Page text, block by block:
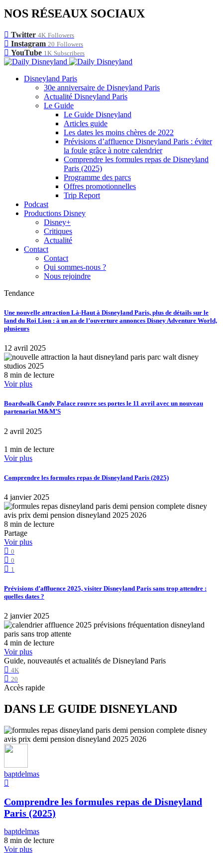
NOS RÉSEAUX SOCIAUX
Twitter 4K Followers
Instagram 20 Followers
YouTube 1K Subscribers
Disneyland Paris
30e anniversaire de Disneyland Paris
Actualité Disneyland Paris
Le Guide
Le Guide Disneyland
Articles guide
Les dates les moins chères de 2022
Prévisions d’affluence Disneyland Paris : éviter
la foule grâce à notre calendrier
Comprendre les formules repas de Disneyland
Paris (2025)
Programme des parcs
Offres promotionnelles
Trip Report
Podcast
Productions Disney
Disney+
Critiques
Actualité
Contact
Contact
Qui sommes-nous ?
Nous rejoindre
Tendance
Une nouvelle attraction Là-Haut à Disneyland Paris, plus de détails sur le
land du Roi Lion : à un an de l’ouverture annonces Disney Adventure World,
plusieurs
12 avril 2025
8 min de lecture
Voir plus
Boardwalk Candy Palace rouvre ses portes le 11 avril avec un nouveau
partenariat M&M’S
2 avril 2025
1 min de lecture
Voir plus
Comprendre les formules repas de Disneyland Paris (2025)
4 janvier 2025
8 min de lecture
Partage
Voir plus
0
0
1
Prévisions d’affluence 2025, visiter Disneyland Paris sans trop attendre :
quelles dates ?
2 janvier 2025
4 min de lecture
Voir plus
Guide, nouveautés et actualités de Disneyland Paris
4K
20
Accès rapide
DANS LE GUIDE DISNEYLAND
baptdelmas
Comprendre les formules repas de Disneyland
Paris (2025)
baptdelmas
8 min de lecture
Voir plus